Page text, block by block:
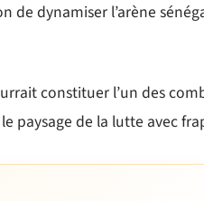
de dynamiser l’arène
constituer l’un des
paysage de la lutte avec